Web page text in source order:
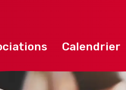
Calendrier